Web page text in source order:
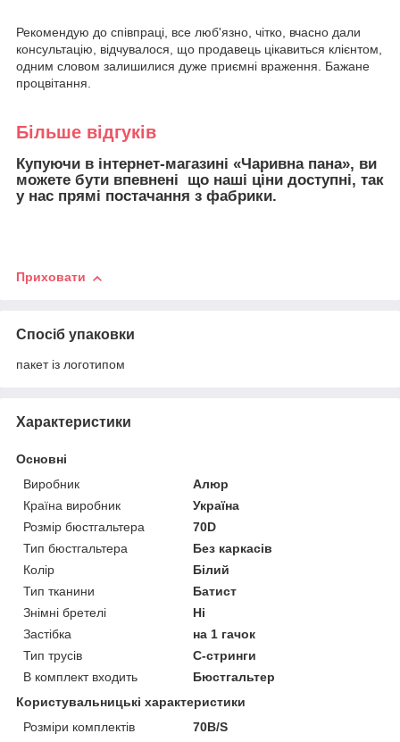
Рекомендую до співпраці, все люб'язно, чітко, вчасно дали
консультацію, відчувалося, що продавець цікавиться клієнтом,
одним словом залишилися дуже приємні враження. Бажане
процвітання.
Більше відгуків
Купуючи в інтернет-магазині «Чаривна пана», ви
можете бути впевнені що наші ціни доступні, так
у нас прямі постачання з фабрики.
Приховати
Спосіб упаковки
пакет із логотипом
Характеристики
Основні
Виробник
Алюр
Країна виробник
Україна
Розмір бюстгальтера
70D
Тип бюстгальтера
Без каркасів
Колір
Білий
Тип тканини
Батист
Знімні бретелі
Ні
Застібка
на 1 гачок
Тип трусів
C-стринги
В комплект входить
Бюстгальтер
Користувальницькі характеристики
Розміри комплектів
70B/S